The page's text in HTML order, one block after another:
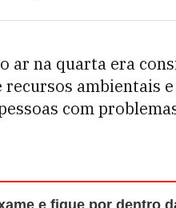
ar na quarta era
ambientais
com
e fique por dentro